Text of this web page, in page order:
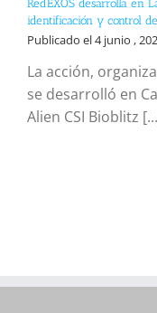
RedEXOS desarrolla en
identificación y control
Publicado el 4 junio ,
La acción,
se desarrolló en
Alien CSI Bioblitz